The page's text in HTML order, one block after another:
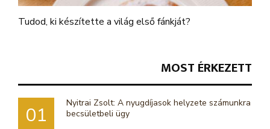
Tudod, ki készítette a világ első fánkját?
MOST ÉRKEZETT
01
Nyitrai Zsolt: A nyugdíjasok helyzete számunkra
becsületbeli ügy